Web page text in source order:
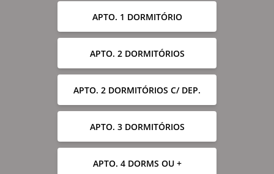
APTO. 1 DORMITÓRIO
APTO. 2 DORMITÓRIOS
APTO. 2 DORMITÓRIOS C/ DEP.
APTO. 3 DORMITÓRIOS
APTO. 4 DORMS OU +